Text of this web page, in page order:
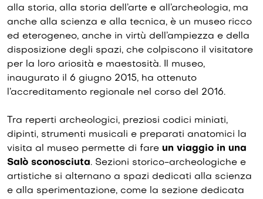
alla storia, alla storia dell’arte e all’archeologia, ma
anche alla scienza e alla tecnica, è un museo ricco
ed eterogeneo, anche in virtù dell’ampiezza e della
disposizione degli spazi, che colpiscono il visitatore
per la loro ariosità e maestosità. Il museo,
inaugurato il 6 giugno 2015, ha ottenuto
l’accreditamento regionale nel corso del 2016.
Tra reperti archeologici, preziosi codici miniati,
dipinti, strumenti musicali e preparati anatomici la
visita al museo permette di fare un viaggio in una
Salò sconosciuta. Sezioni storico-archeologiche e
artistiche si alternano a spazi dedicati alla scienza
e alla sperimentazione, come la sezione dedicata